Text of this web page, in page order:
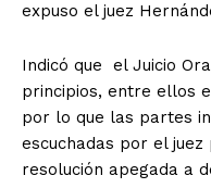
expuso el juez
Indicó que el Juicio
principios, entre ellos
por lo que las partes
escuchadas por el
resolución apegada a